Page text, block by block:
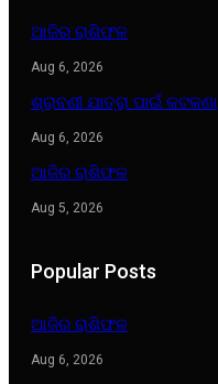
ଆଜିର ରାଶିଫଳ
Aug 6, 2026
ଶ୍ରାବଣୀ ଯାତ୍ରା ପାଇଁ କଟକଣା
Aug 6, 2026
ଆଜିର ରାଶିଫଳ
Aug 5, 2026
Popular Posts
ଆଜିର ରାଶିଫଳ
Aug 6, 2026